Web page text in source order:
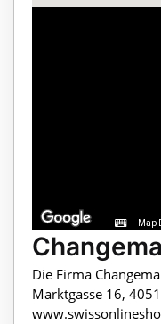
Map
Die Firma
Marktgasse 16,